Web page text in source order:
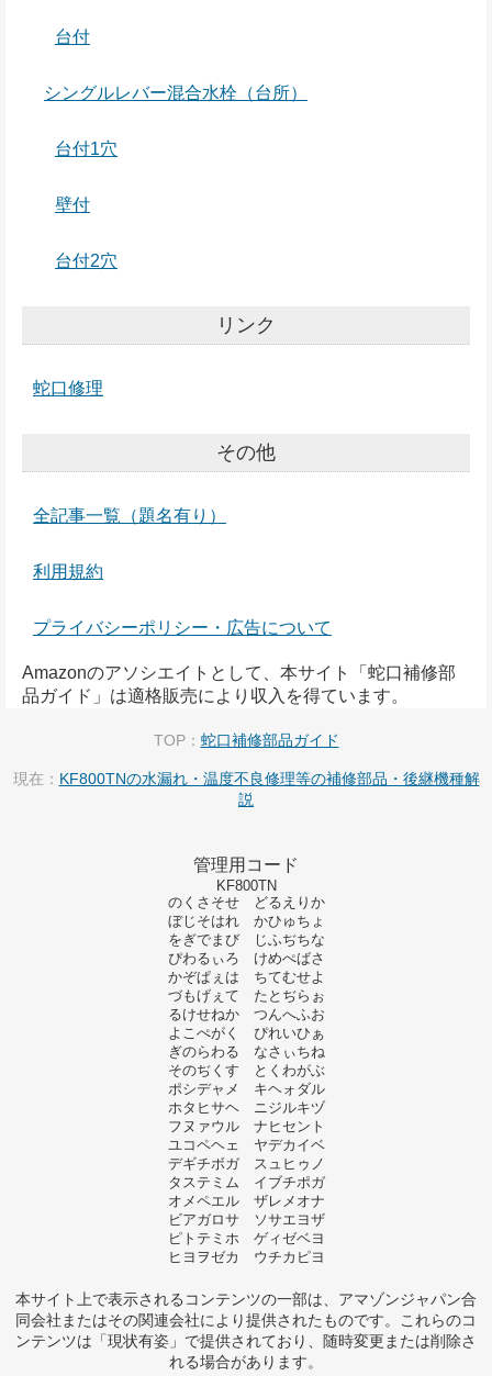
台付
シングルレバー混合水栓（台所）
台付1穴
壁付
台付2穴
リンク
蛇口修理
その他
全記事一覧（題名有り）
利用規約
プライバシーポリシー・広告について
Amazonのアソシエイトとして、本サイト「蛇口補修部
品ガイド」は適格販売により収入を得ています。
TOP： 蛇口補修部品ガイド
現在： KF800TNの水漏れ・温度不良修理等の補修部品・後継機種解
説
管理用コード
KF800TN
のくさそせ どるえりか
ぼじそはれ かひゅちょ
をぎでまび じふぢちな
ぴわるぃろ けめぺばさ
かぞぱぇは ちてむせよ
づもげぇて たとぢらぉ
るけせねか つんへふお
よこぺがく ぴれいひぁ
ぎのらわる なさぃちね
そのぢくす とくわがぶ
ポシデャメ キヘォダル
ホタヒサヘ ニジルキヅ
フヌァウル ナヒセント
ユコペヘェ ヤデカイベ
デギチボガ スュヒゥノ
タステミム イブチポガ
オメペエル ザレメオナ
ビアガロサ ソサエヨザ
ピトテミホ ゲィゼベヨ
ヒヨヲゼカ ウチカピヨ
本サイト上で表示されるコンテンツの一部は、アマゾンジャパン合
同会社またはその関連会社により提供されたものです。これらのコ
ンテンツは「現状有姿」で提供されており、随時変更または削除さ
れる場合があります。